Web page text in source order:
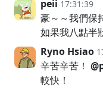
peii 17:31:39
豪～～我們保
如果我八點半
Ryno Hsiao
辛苦辛苦！
較快！